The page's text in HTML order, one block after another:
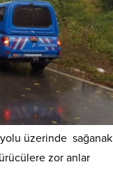
yolu üzerinde sağanak
zor anlar